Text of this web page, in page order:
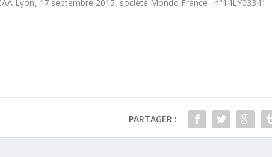
Lyon, 17 septembre 2015, société Mondo France : n°14LY03341
PARTAGER :